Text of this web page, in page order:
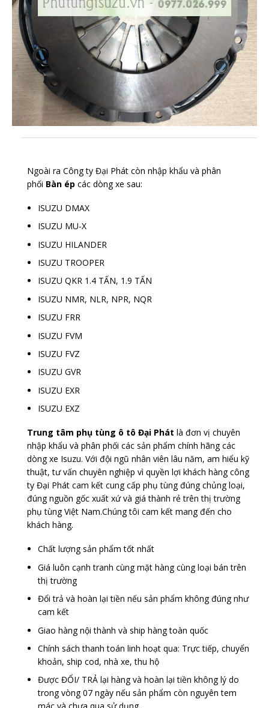
Ngoài ra Công ty Đại Phát còn nhập khẩu và phân
phối Bàn ép các dòng xe sau:
ISUZU DMAX
ISUZU MU-X
ISUZU HILANDER
ISUZU TROOPER
ISUZU QKR 1.4 TẤN, 1.9 TẤN
ISUZU NMR, NLR, NPR, NQR
ISUZU FRR
ISUZU FVM
ISUZU FVZ
ISUZU GVR
ISUZU EXR
ISUZU EXZ
Trung tâm phụ tùng ô tô Đại Phát là đơn vị chuyên
nhập khẩu và phân phối các sản phẩm chính hãng các
dòng xe Isuzu. Với đội ngũ nhân viên lâu năm, am hiểu kỹ
thuật, tư vấn chuyên nghiệp vì quyền lợi khách hàng công
ty Đại Phát cam kết cung cấp phụ tùng đúng chủng loại,
đúng nguồn gốc xuất xứ và giá thành rẻ trên thị trường
phụ tùng Việt Nam.Chúng tôi cam kết mang đến cho
khách hàng.
Chất lượng sản phẩm tốt nhất
Giá luôn cạnh tranh cùng mặt hàng cùng loại bán trên
thị trường
Đổi trả và hoàn lại tiền nếu sản phẩm không đúng như
cam kết
Giao hàng nội thành và ship hàng toàn quốc
Chính sách thanh toán linh hoạt qua: Trực tiếp, chuyển
khoản, ship cod, nhà xe, thu hộ
Được ĐỔI/ TRẢ lại hàng và hoàn lại tiền không lý do
trong vòng 07 ngày nếu sản phẩm còn nguyên tem